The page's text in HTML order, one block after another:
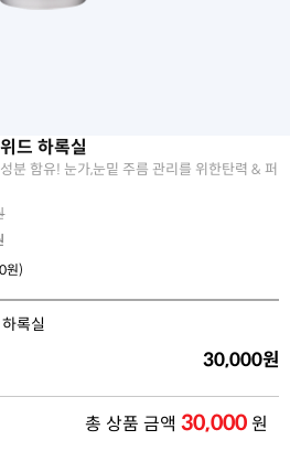
드 하록실
분 함유! 눈가,눈밑 주름 관리를 위한탄력 & 퍼
원)
록실
30,000원
총 상품 금액 30,000원